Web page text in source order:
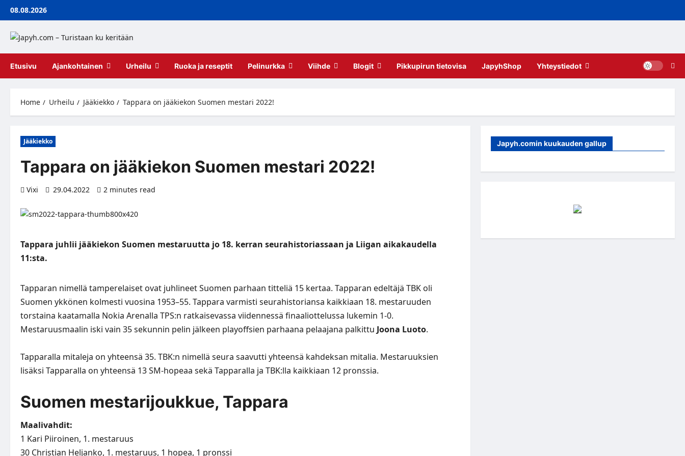
Skip08.08.2026
Etusivu Ajankohtainen Urheilu Ruoka ja reseptit Pelinurkka Viihde Blogit Pikkupirun tietovisa JapyhShop Yhteystiedot
Home Urheilu Jääkiekko Tappara on jääkiekon Suomen mestari 2022!
Jääkiekko
Tappara on jääkiekon Suomen mestari 2022!
Vixi 29.04.2022 2 minutes read
Tappara juhlii jääkiekon Suomen mestaruutta jo 18. kerran seurahistoriassaan ja Liigan aikakaudella
11:sta.
Tapparan nimellä tamperelaiset ovat juhlineet Suomen parhaan titteliä 15 kertaa. Tapparan edeltäjä TBK oli
Suomen ykkönen kolmesti vuosina 1953–55. Tappara varmisti seurahistoriansa kaikkiaan 18. mestaruuden
torstaina kaatamalla Nokia Arenalla TPS:n ratkaisevassa viidennessä finaaliottelussa lukemin 1-0.
Mestaruusmaalin iski vain 35 sekunnin pelin jälkeen playoffsien parhaana pelaajana palkittu Joona Luoto.
Tapparalla mitaleja on yhteensä 35. TBK:n nimellä seura saavutti yhteensä kahdeksan mitalia. Mestaruuksien
lisäksi Tapparalla on yhteensä 13 SM-hopeaa sekä Tapparalla ja TBK:lla kaikkiaan 12 pronssia.
Suomen mestarijoukkue, Tappara
Maalivahdit:
1 Kari Piiroinen, 1. mestaruus
30 Christian Heljanko, 1. mestaruus, 1 hopea, 1 pronssi
Japyh.comin kuukauden gallup